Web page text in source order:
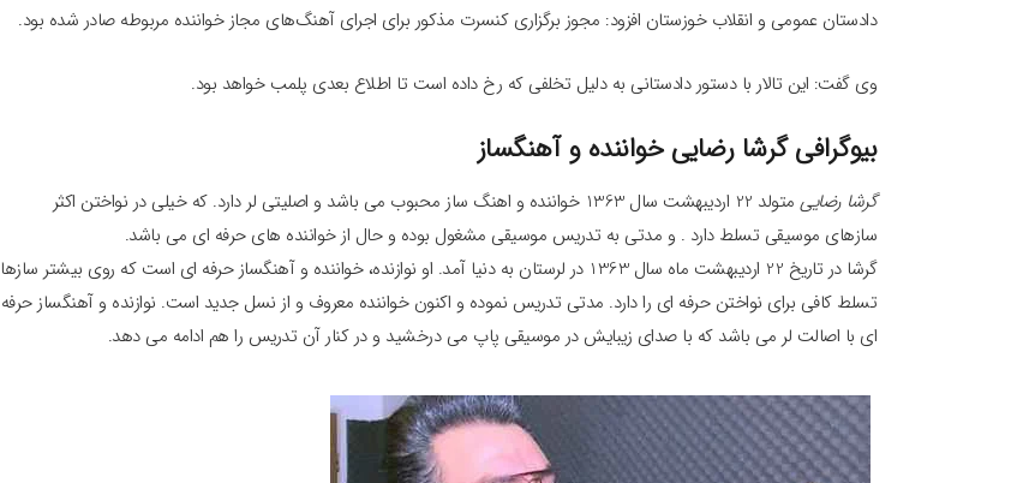
دادستان عمومی و انقلاب خوزستان افزود: مجوز برگزاری کنسرت مذکور برای اجرای آهنگ‌های مجاز خواننده مربوطه صادر شده بود.
وی گفت: این تالار با دستور دادستانی به دلیل تخلفی که رخ داده است تا اطلاع بعدی پلمب خواهد بود.
بیوگرافی گرشا رضایی خواننده و آهنگساز
گرشا رضایی
متولد 22 اردیبهشت سال 1363 خواننده و اهنگ ساز محبوب می باشد و اصلیتی لر دارد. که خیلی در نواختن اکثر
سازهای موسیقی تسلط دارد . و مدتی به تدریس موسیقی مشغول بوده و حال از خواننده های حرفه ای می باشد.
گرشا در تاریخ 22 اردیبهشت ماه سال 1363 در لرستان به دنیا آمد. او نوازنده، خواننده و آهنگساز حرفه ای است که روی بیشتر سازها
تسلط کافی برای نواختن حرفه ای را دارد. مدتی تدریس نموده و اکنون خواننده معروف و از نسل جدید است. نوازنده و آهنگساز حرفه
ای با اصالت لر می باشد که با صدای زیبایش در موسیقی پاپ می درخشید و در کنار آن تدریس را هم ادامه می دهد.